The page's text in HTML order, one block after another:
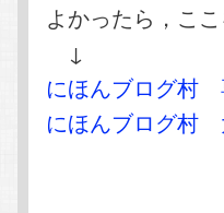
よかったら，こ
↓
にほんブログ村
にほんブログ村